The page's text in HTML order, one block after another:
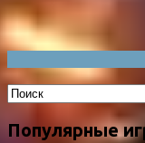
Популярные